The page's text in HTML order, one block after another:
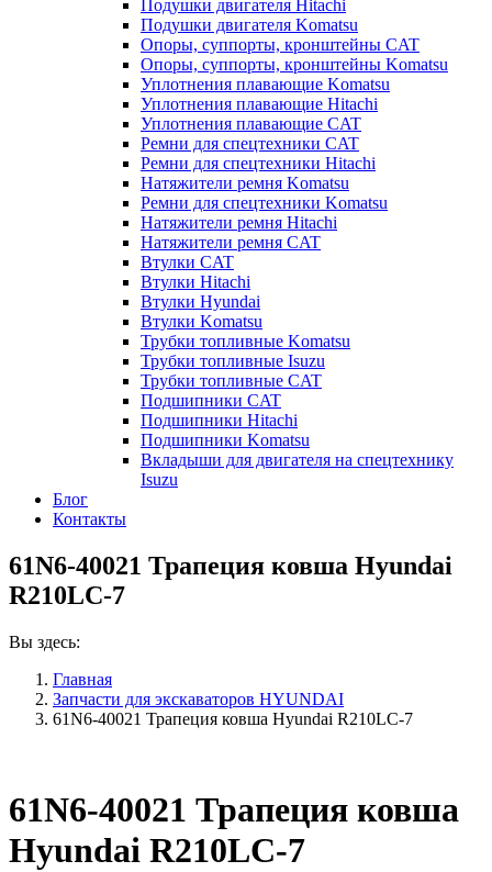
Подушки двигателя Hitachi
Подушки двигателя Komatsu
Опоры, суппорты, кронштейны CAT
Опоры, суппорты, кронштейны Komatsu
Уплотнения плавающие Komatsu
Уплотнения плавающие Hitachi
Уплотнения плавающие CAT
Ремни для спецтехники CAT
Ремни для спецтехники Hitachi
Натяжители ремня Komatsu
Ремни для спецтехники Komatsu
Натяжители ремня Hitachi
Натяжители ремня CAT
Втулки CAT
Втулки Hitachi
Втулки Hyundai
Втулки Komatsu
Трубки топливные Komatsu
Трубки топливные Isuzu
Трубки топливные CAT
Подшипники CAT
Подшипники Hitachi
Подшипники Komatsu
Вкладыши для двигателя на спецтехнику
Isuzu
Блог
Контакты
61N6-40021 Трапеция ковша Hyundai
R210LC-7
Вы здесь:
Главная
Запчасти для экскаваторов HYUNDAI
61N6-40021 Трапеция ковша Hyundai R210LC-7
61N6-40021 Трапеция ковша
Hyundai R210LC-7